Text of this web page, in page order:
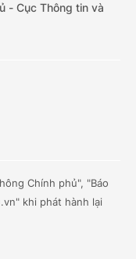
- Cục Thông tin và
Chính phủ", "Báo
khi phát hành lại